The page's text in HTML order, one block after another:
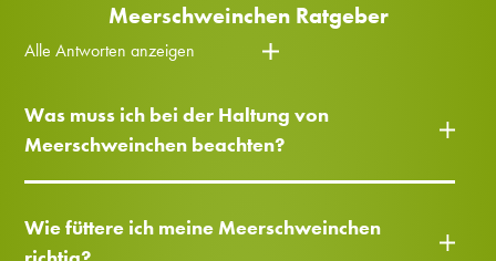
Meerschweinchen Ratgeber
Alle Antworten anzeigen
Was muss ich bei der Haltung von
Meerschweinchen beachten?
Wie füttere ich meine Meerschweinchen